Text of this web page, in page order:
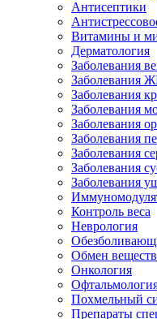
Антисептики
Витамины и
Дерматология
Заболевания
Заболевания
Заболевания
Заболевания
Заболевания
Заболевания
Заболевания
Заболевания
Заболевания
Контроль веса
Неврология
Обмен веществ
Онкология
Похмельный
Препараты